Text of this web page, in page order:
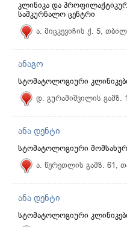
კლინიკა და
სამკურნალო ცენტრი
ა. მიცკევიჩის ქ. 5,
ანაგო
სტომატოლოგიური
დ. გურამიშვილის გამზ.
ანა დენტი
სტომატოლოგიური
ა. წერეთლის გამზ. 61,
ანა დენტი
სტომატოლოგიური